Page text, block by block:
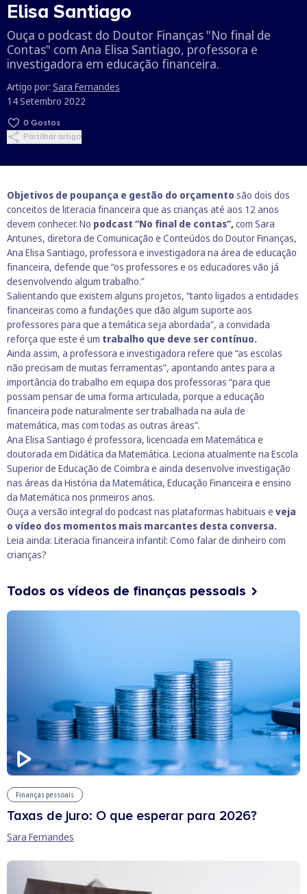
Elisa Santiago
Ouça o podcast do Doutor Finanças "No final de
Contas" com Ana Elisa Santiago, professora e
investigadora em educação financeira.
Artigo por: Sara Fernandes
14 Setembro 2022
0 Gostos
Partilhar artigo
Objetivos de poupança e gestão do orçamento são dois dos
conceitos de literacia financeira que as crianças até aos 12 anos
devem conhecer. No podcast “No final de contas”, com Sara
Antunes, diretora de Comunicação e Conteúdos do Doutor Finanças,
Ana Elisa Santiago, professora e investigadora na área de educação
financeira, defende que “os professores e os educadores vão já
desenvolvendo algum trabalho.”
Salientando que existem alguns projetos, “tanto ligados a entidades
financeiras como a fundações que dão algum suporte aos
professores para que a temática seja abordada”, a convidada
reforça que este é um trabalho que deve ser contínuo.
Ainda assim, a professora e investigadora refere que “as escolas
não precisam de muitas ferramentas”, apontando antes para a
importância do trabalho em equipa dos professoras “para que
possam pensar de uma forma articulada, porque a educação
financeira pode naturalmente ser trabalhada na aula de
matemática, mas com todas as outras áreas”.
Ana Elisa Santiago é professora, licenciada em Matemática e
doutorada em Didática da Matemática. Leciona atualmente na Escola
Superior de Educação de Coimbra e ainda desenvolve investigação
nas áreas da História da Matemática, Educação Financeira e ensino
da Matemática nos primeiros anos.
Ouça a versão integral do podcast nas plataformas habituais e veja
o vídeo dos momentos mais marcantes desta conversa.
Leia ainda: Literacia financeira infantil: Como falar de dinheiro com
crianças?
Todos os vídeos de finanças pessoais
Finanças pessoais
Taxas de juro: O que esperar para 2026?
Sara Fernandes